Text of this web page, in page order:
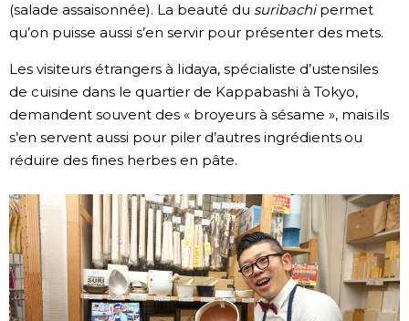
(salade assaisonnée). La beauté du suribachipermet
qu’on puisse aussi s’en servir pour présenter des mets.
Les visiteurs étrangers à Iidaya, spécialiste d’ustensiles
de cuisine dans le quartier de Kappabashi à Tokyo,
demandent souvent des « broyeurs à sésame », mais ils
s’en servent aussi pour piler d’autres ingrédients ou
réduire des fines herbes en pâte.